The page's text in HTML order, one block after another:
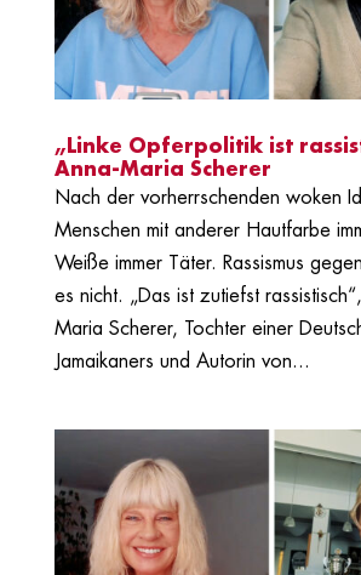
„Linke Opferpolitik ist
Anna-Maria Scherer
Nach der vorherrschenden woken
Menschen mit anderer Hautfarbe
Weiße immer Täter. Rassismus
es nicht. „Das ist zutiefst
Maria Scherer, Tochter einer
Jamaikaners und Autorin von...